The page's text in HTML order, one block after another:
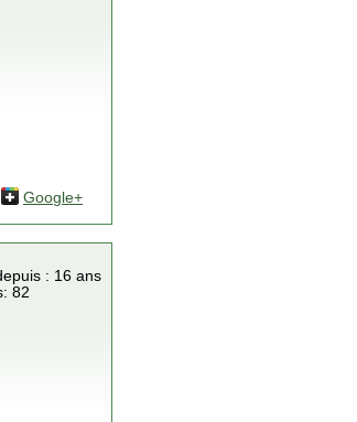
Google+
: 16 ans
82